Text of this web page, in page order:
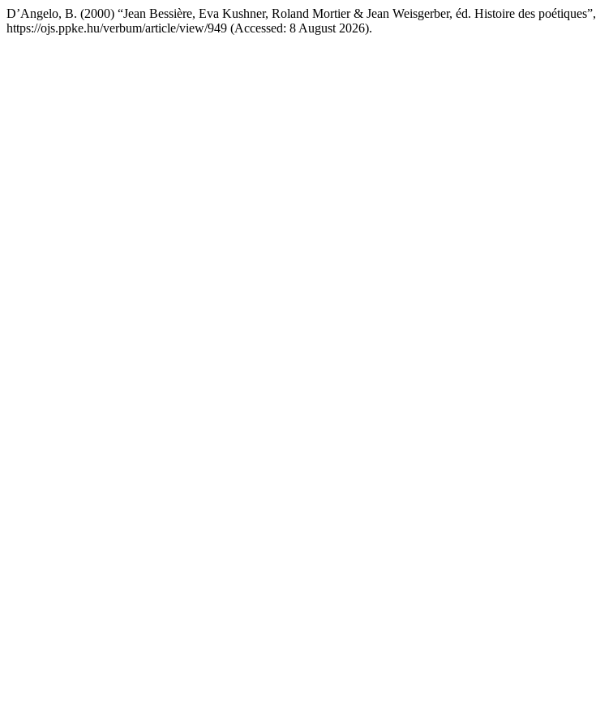
D’Angelo, B. (2000) “Jean Bessière, Eva Kushner, Roland Mortier & Jean Weisgerber, éd. Histoire des poétiques”,
https://ojs.ppke.hu/verbum/article/view/949 (Accessed: 8 August 2026).